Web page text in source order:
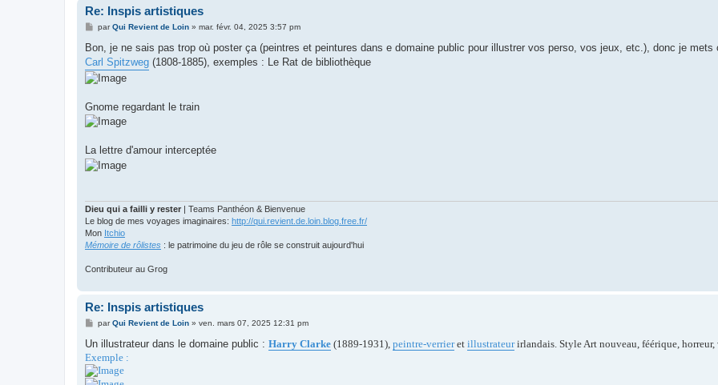
Re: Inspis artistiques
M
s
a
g
e
parQui Revient de Loin» mar. févr. 04, 2025 3:57 pm
Bon, je ne sais pas trop où poster ça (peintres et peintures dans e domaine public pour illustrer vos perso, vos jeux, etc.), donc je mets
Carl Spitzweg (1808-1885), exemples : Le Rat de bibliothèque
Gnome regardant le train
La lettre d'amour interceptée
Dieu qui a failli y rester
| Teams Panthéon & Bienvenue
Le blog de mes voyages imaginaires: http://qui.revient.de.loin.blog.free.fr/
Mon Itchio
Mémoire de rôlistes : le patrimoine du jeu de rôle se construit aujourd'hui
Contributeur au Grog
Re: Inspis artistiques
M
s
a
g
e
parQui Revient de Loin» ven. mars 07, 2025 12:31 pm
Un illustrateur dans le domaine public : Harry Clarke (1889-1931), peintre-verrieret illustrateurirlandais. Style Art nouveau, féérique,
Exemple :